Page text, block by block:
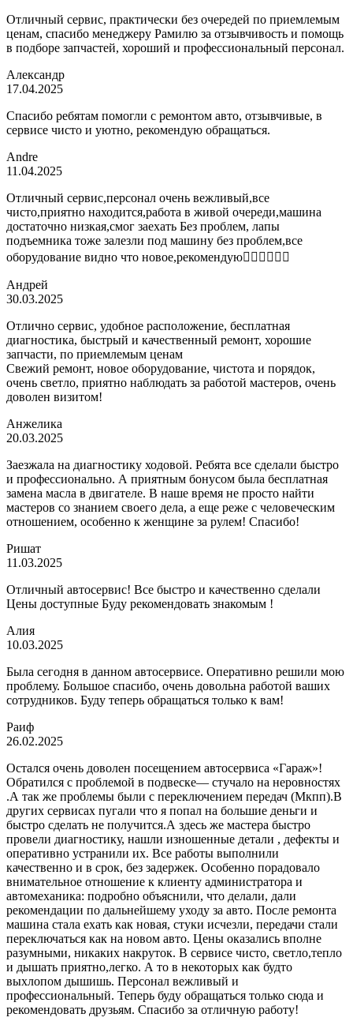
Отличный сервис, практически без очередей по приемлемым
ценам, спасибо менеджеру Рамилю за отзывчивость и помощь
в подборе запчастей, хороший и профессиональный персонал.
Александр
17.04.2025
Спасибо ребятам помогли с ремонтом авто, отзывчивые, в
сервисе чисто и уютно, рекомендую обращаться.
Andre
11.04.2025
Отличный сервис,персонал очень вежливый,все
чисто,приятно находится,работа в живой очереди,машина
достаточно низкая,смог заехать Без проблем, лапы
подъемника тоже залезли под машину без проблем,все
оборудование видно что новое,рекомендую👍🏼👍🏼👍🏼
Андрей
30.03.2025
Отлично сервис, удобное расположение, бесплатная
диагностика, быстрый и качественный ремонт, хорошие
запчасти, по приемлемым ценам
Свежий ремонт, новое оборудование, чистота и порядок,
очень светло, приятно наблюдать за работой мастеров, очень
доволен визитом!
Анжелика
20.03.2025
Заезжала на диагностику ходовой. Ребята все сделали быстро
и профессионально. А приятным бонусом была бесплатная
замена масла в двигателе. В наше время не просто найти
мастеров со знанием своего дела, а еще реже с человеческим
отношением, особенно к женщине за рулем! Спасибо!
Ришат
11.03.2025
Отличный автосервис! Все быстро и качественно сделали
Цены доступные Буду рекомендовать знакомым !
Алия
10.03.2025
Была сегодня в данном автосервисе. Оперативно решили мою
проблему. Большое спасибо, очень довольна работой ваших
сотрудников. Буду теперь обращаться только к вам!
Раиф
26.02.2025
Остался очень доволен посещением автосервиса «Гараж»!
Обратился с проблемой в подвеске— стучало на неровностях
.А так же проблемы были с переключением передач (Мкпп).В
других сервисах пугали что я попал на большие деньги и
быстро сделать не получится.А здесь же мастера быстро
провели диагностику, нашли изношенные детали , дефекты и
оперативно устранили их. Все работы выполнили
качественно и в срок, без задержек. Особенно порадовало
внимательное отношение к клиенту администратора и
автомеханика: подробно объяснили, что делали, дали
рекомендации по дальнейшему уходу за авто. После ремонта
машина стала ехать как новая, стуки исчезли, передачи стали
переключаться как на новом авто. Цены оказались вполне
разумными, никаких накруток. В сервисе чисто, светло,тепло
и дышать приятно,легко. А то в некоторых как будто
выхлопом дышишь. Персонал вежливый и
профессиональный. Теперь буду обращаться только сюда и
рекомендовать друзьям. Спасибо за отличную работу!